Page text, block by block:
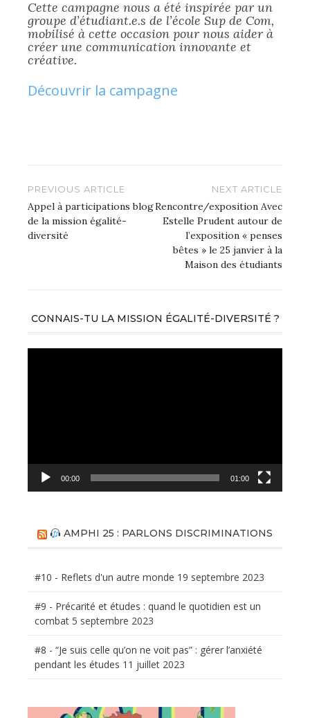
Cette campagne nous a été inspirée par un
groupe d’étudiant.e.s de l’école Sup de Com,
mobilisé à cette occasion pour nous aider à
créer une communication innovante et
créative.
Découvrir la campagne
Navigation
de
l’article
PREVIOUS ARTICLE
Appel à participations blog
de la mission égalité-
diversité
NEXT ARTICLE
Rencontre/exposition Avec
Estelle Prudent autour de
l’exposition « penses
bêtes » le 25 janvier à la
Maison des étudiants
CONNAIS-TU LA MISSION ÉGALITÉ-DIVERSITÉ ?
00:00 01:00
AMPHI 25 : PARLONS DISCRIMINATIONS
#10 - Reflets d'un autre monde 19 septembre 2023
#9 - Précarité et études : quand le quotidien est un
combat 5 septembre 2023
#8 - “Je suis celle qu’on ne voit pas” : gérer l’anxiété
pendant les études 11 juillet 2023